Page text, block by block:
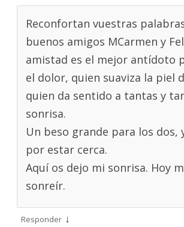
Reconfortan vuestras
buenos amigos MCarmen y
amistad es el mejor antídoto
el dolor, quien suaviza la piel
quien da sentido a tantas y
sonrisa.
Un beso grande para los dos,
por estar cerca.
Aquí os dejo mi sonrisa. Hoy
sonreír.
Responder ↓